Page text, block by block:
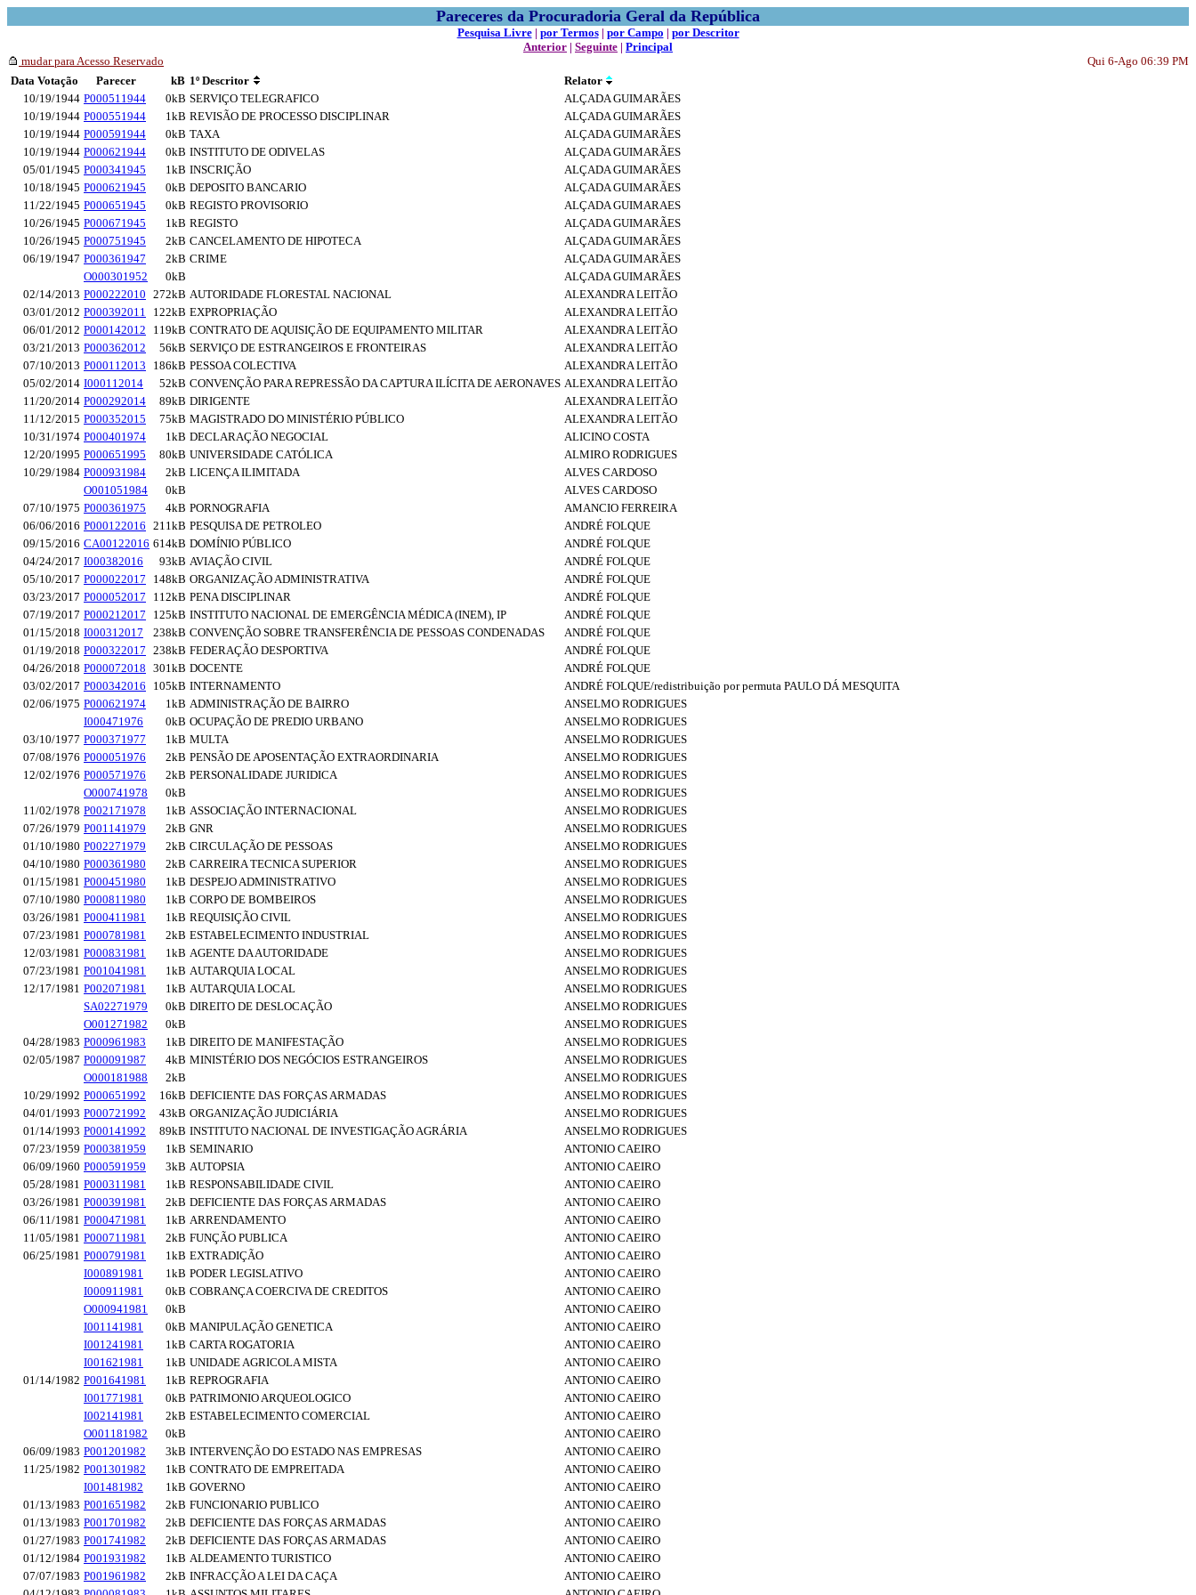
Pareceres da Procuradoria Geral da República
Pesquisa Livre| por Termos| por Campo | por Descritor
Anterior | Seguinte | Principal
mudar para Acesso Reservado
Qui 6-Ago 06:39 PM
Data Votação
Parecer kB 1º Descritor
Relator
10/19/1944 P000511944 0kB SERVIÇO TELEGRAFICO
ALÇADA GUIMARÃES
10/19/1944 P000551944 1kB REVISÃO DE PROCESSO DISCIPLINAR
ALÇADA GUIMARÃES
10/19/1944 P000591944 0kB TAXA
ALÇADA GUIMARÃES
10/19/1944 P000621944 0kB INSTITUTO DE ODIVELAS
ALÇADA GUIMARÃES
05/01/1945 P000341945 1kB INSCRIÇÃO
ALÇADA GUIMARÃES
10/18/1945 P000621945 0kB DEPOSITO BANCARIO
ALÇADA GUIMARÃES
11/22/1945 P000651945 0kB REGISTO PROVISORIO
ALÇADA GUIMARAES
10/26/1945 P000671945 1kB REGISTO
ALÇADA GUIMARÃES
10/26/1945 P000751945 2kB CANCELAMENTO DE HIPOTECA
ALÇADA GUIMARÃES
06/19/1947 P000361947 2kB CRIME
ALÇADA GUIMARÃES
O000301952
0kB
ALÇADA GUIMARÃES
02/14/2013 P000222010 272kB AUTORIDADE FLORESTAL NACIONAL
ALEXANDRA LEITÃO
03/01/2012 P000392011 122kB EXPROPRIAÇÃO
ALEXANDRA LEITÃO
06/01/2012 P000142012 119kB CONTRATO DE AQUISIÇÃO DE EQUIPAMENTO MILITAR
ALEXANDRA LEITÃO
03/21/2013 P000362012 56kB SERVIÇO DE ESTRANGEIROS E FRONTEIRAS
ALEXANDRA LEITÃO
07/10/2013 P000112013 186kB PESSOA COLECTIVA
ALEXANDRA LEITÃO
05/02/2014 I000112014 52kB CONVENÇÃO PARA REPRESSÃO DA CAPTURA ILÍCITA DE AERONAVES ALEXANDRA LEITÃO
11/20/2014 P000292014 89kB DIRIGENTE
ALEXANDRA LEITÃO
11/12/2015 P000352015 75kB MAGISTRADO DO MINISTÉRIO PÚBLICO
ALEXANDRA LEITÃO
10/31/1974 P000401974 1kB DECLARAÇÃO NEGOCIAL
ALICINO COSTA
12/20/1995 P000651995 80kB UNIVERSIDADE CATÓLICA
ALMIRO RODRIGUES
10/29/1984 P000931984 2kB LICENÇA ILIMITADA
ALVES CARDOSO
O001051984
0kB
ALVES CARDOSO
07/10/1975 P000361975 4kB PORNOGRAFIA
AMANCIO FERREIRA
06/06/2016 P000122016 211kB PESQUISA DE PETROLEO
ANDRÉ FOLQUE
09/15/2016 CA00122016 614kB DOMÍNIO PÚBLICO
ANDRÉ FOLQUE
04/24/2017 I000382016 93kB AVIAÇÃO CIVIL
ANDRÉ FOLQUE
05/10/2017 P000022017 148kB ORGANIZAÇÃO ADMINISTRATIVA
ANDRÉ FOLQUE
03/23/2017 P000052017 112kB PENA DISCIPLINAR
ANDRÉ FOLQUE
07/19/2017 P000212017 125kB INSTITUTO NACIONAL DE EMERGÊNCIA MÉDICA (INEM), IP
ANDRÉ FOLQUE
01/15/2018 I000312017 238kB CONVENÇÃO SOBRE TRANSFERÊNCIA DE PESSOAS CONDENADAS
ANDRÉ FOLQUE
01/19/2018 P000322017 238kB FEDERAÇÃO DESPORTIVA
ANDRÉ FOLQUE
04/26/2018 P000072018 301kB DOCENTE
ANDRÉ FOLQUE
03/02/2017 P000342016 105kB INTERNAMENTO
ANDRÉ FOLQUE/redistribuição por permuta PAULO DÁ MESQUITA
02/06/1975 P000621974 1kB ADMINISTRAÇÃO DE BAIRRO
ANSELMO RODRIGUES
I000471976
0kB OCUPAÇÃO DE PREDIO URBANO
ANSELMO RODRIGUES
03/10/1977 P000371977 1kB MULTA
ANSELMO RODRIGUES
07/08/1976 P000051976 2kB PENSÃO DE APOSENTAÇÃO EXTRAORDINARIA
ANSELMO RODRIGUES
12/02/1976 P000571976 2kB PERSONALIDADE JURIDICA
ANSELMO RODRIGUES
O000741978
0kB
ANSELMO RODRIGUES
11/02/1978 P002171978 1kB ASSOCIAÇÃO INTERNACIONAL
ANSELMO RODRIGUES
07/26/1979 P001141979 2kB GNR
ANSELMO RODRIGUES
01/10/1980 P002271979 2kB CIRCULAÇÃO DE PESSOAS
ANSELMO RODRIGUES
04/10/1980 P000361980 2kB CARREIRA TECNICA SUPERIOR
ANSELMO RODRIGUES
01/15/1981 P000451980 1kB DESPEJO ADMINISTRATIVO
ANSELMO RODRIGUES
07/10/1980 P000811980 1kB CORPO DE BOMBEIROS
ANSELMO RODRIGUES
03/26/1981 P000411981 1kB REQUISIÇÃO CIVIL
ANSELMO RODRIGUES
07/23/1981 P000781981 2kB ESTABELECIMENTO INDUSTRIAL
ANSELMO RODRIGUES
12/03/1981 P000831981 1kB AGENTE DA AUTORIDADE
ANSELMO RODRIGUES
07/23/1981 P001041981 1kB AUTARQUIA LOCAL
ANSELMO RODRIGUES
12/17/1981 P002071981 1kB AUTARQUIA LOCAL
ANSELMO RODRIGUES
SA02271979
0kB DIREITO DE DESLOCAÇÃO
ANSELMO RODRIGUES
O001271982
0kB
ANSELMO RODRIGUES
04/28/1983 P000961983 1kB DIREITO DE MANIFESTAÇÃO
ANSELMO RODRIGUES
02/05/1987 P000091987 4kB MINISTÉRIO DOS NEGÓCIOS ESTRANGEIROS
ANSELMO RODRIGUES
O000181988
2kB
ANSELMO RODRIGUES
10/29/1992 P000651992 16kB DEFICIENTE DAS FORÇAS ARMADAS
ANSELMO RODRIGUES
04/01/1993 P000721992 43kB ORGANIZAÇÃO JUDICIÁRIA
ANSELMO RODRIGUES
01/14/1993 P000141992 89kB INSTITUTO NACIONAL DE INVESTIGAÇÃO AGRÁRIA
ANSELMO RODRIGUES
07/23/1959 P000381959 1kB SEMINARIO
ANTONIO CAEIRO
06/09/1960 P000591959 3kB AUTOPSIA
ANTONIO CAEIRO
05/28/1981 P000311981 1kB RESPONSABILIDADE CIVIL
ANTONIO CAEIRO
03/26/1981 P000391981 2kB DEFICIENTE DAS FORÇAS ARMADAS
ANTONIO CAEIRO
06/11/1981 P000471981 1kB ARRENDAMENTO
ANTONIO CAEIRO
11/05/1981 P000711981 2kB FUNÇÃO PUBLICA
ANTONIO CAEIRO
06/25/1981 P000791981 1kB EXTRADIÇÃO
ANTONIO CAEIRO
I000891981
1kB PODER LEGISLATIVO
ANTONIO CAEIRO
I000911981
0kB COBRANÇA COERCIVA DE CREDITOS
ANTONIO CAEIRO
O000941981
0kB
ANTONIO CAEIRO
I001141981
0kB MANIPULAÇÃO GENETICA
ANTONIO CAEIRO
I001241981
1kB CARTA ROGATORIA
ANTONIO CAEIRO
I001621981
1kB UNIDADE AGRICOLA MISTA
ANTONIO CAEIRO
01/14/1982 P001641981 1kB REPROGRAFIA
ANTONIO CAEIRO
I001771981
0kB PATRIMONIO ARQUEOLOGICO
ANTONIO CAEIRO
I002141981
2kB ESTABELECIMENTO COMERCIAL
ANTONIO CAEIRO
O001181982
0kB
ANTONIO CAEIRO
06/09/1983 P001201982 3kB INTERVENÇÃO DO ESTADO NAS EMPRESAS
ANTONIO CAEIRO
11/25/1982 P001301982 1kB CONTRATO DE EMPREITADA
ANTONIO CAEIRO
I001481982
1kB GOVERNO
ANTONIO CAEIRO
01/13/1983 P001651982 2kB FUNCIONARIO PUBLICO
ANTONIO CAEIRO
01/13/1983 P001701982 2kB DEFICIENTE DAS FORÇAS ARMADAS
ANTONIO CAEIRO
01/27/1983 P001741982 2kB DEFICIENTE DAS FORÇAS ARMADAS
ANTONIO CAEIRO
01/12/1984 P001931982 1kB ALDEAMENTO TURISTICO
ANTONIO CAEIRO
07/07/1983 P001961982 2kB INFRACÇÃO A LEI DA CAÇA
ANTONIO CAEIRO